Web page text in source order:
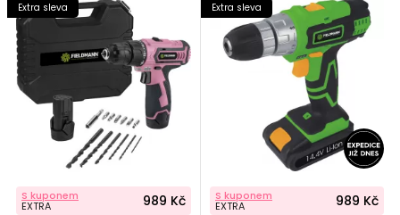
Extra sleva
S kuponem
EXTRA 989 Kč
Extra sleva
S kuponem
EXTRA 989 Kč